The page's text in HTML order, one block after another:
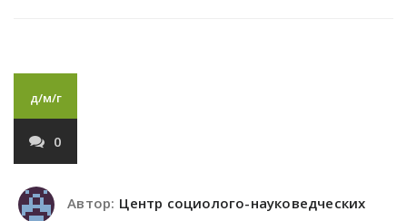
д/м/г
0
Автор: Центр социолого-науковедческих